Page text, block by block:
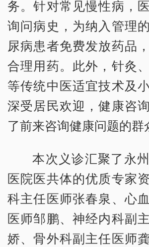
务。针对常见慢性病，
询问病史，为纳入管理
尿病患者免费发放药品
合理用药。此外，针灸
等传统中医适宜技术及
深受居民欢迎，健康咨
了前来咨询健康问题的群
本次义诊汇聚了永
医院医共体的优质专家
科主任医师张春泉、心
医师邹鹏、神经内科副
娇、骨外科副主任医师